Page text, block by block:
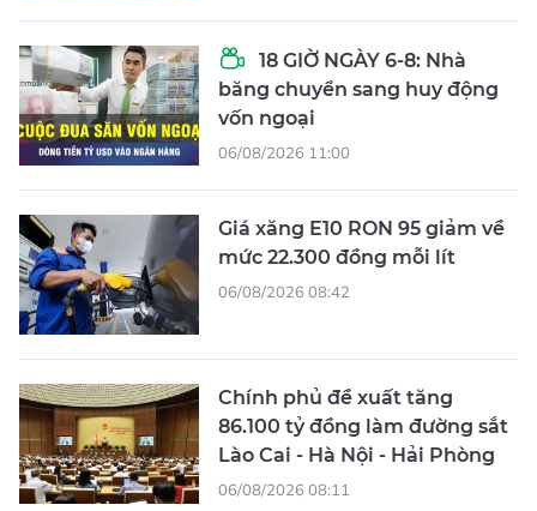
18 GIỜ NGÀY 6-8: Nhà
băng chuyển sang huy động
vốn ngoại
06/08/2026 11:00
Giá xăng E10 RON 95 giảm về
mức 22.300 đồng mỗi lít
06/08/2026 08:42
Chính phủ đề xuất tăng
86.100 tỷ đồng làm đường sắt
Lào Cai - Hà Nội - Hải Phòng
06/08/2026 08:11